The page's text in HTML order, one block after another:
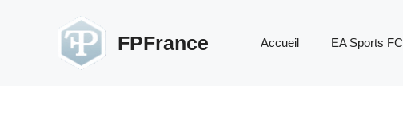
FPFrance Accueil EA Sports FC